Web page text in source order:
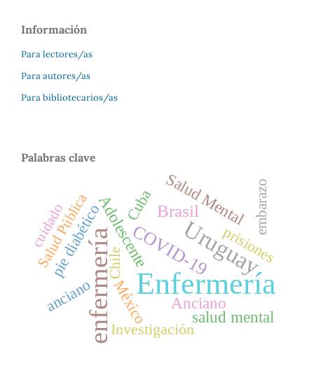
Información
Para lectores/as
Para autores/as
Para bibliotecarios/as
Palabras clave
Enfermería
enfermería Uruguay
COVID-19
Brasil
Adolescente
Anciano
Salud Mental
salud mental
pie diabético
Investigación
prisiones
México
Cuba
anciano
Salud Pública Chile
cuidado embarazo